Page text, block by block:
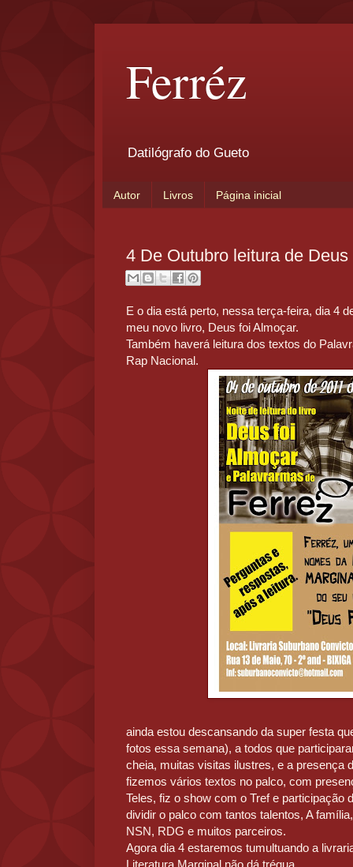
Ferréz
Datilógrafo do Gueto
Autor Livros Página inicial
4 De Outubro leitura de
E o dia está perto, nessa terça-feira, dia 4
meu novo livro, Deus foi Almoçar.
Também haverá leitura dos textos do
Rap Nacional.
ainda estou descansando da super festa
fotos essa semana), a todos que
cheia, muitas visitas ilustres, e a presença
fizemos vários textos no palco, com
Teles, fiz o show com o Tref e participação
dividir o palco com tantos talentos, A
NSN, RDG e muitos parceiros.
Agora dia 4 estaremos tumultuando a